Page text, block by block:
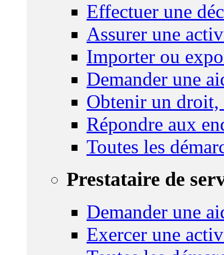
Effectuer une
Assurer une
Importer ou
Demander une
Obtenir un droit,
Répondre aux
Toutes les
Prestataire de
Demander une
Exercer une